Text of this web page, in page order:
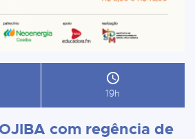
19h
com regência de